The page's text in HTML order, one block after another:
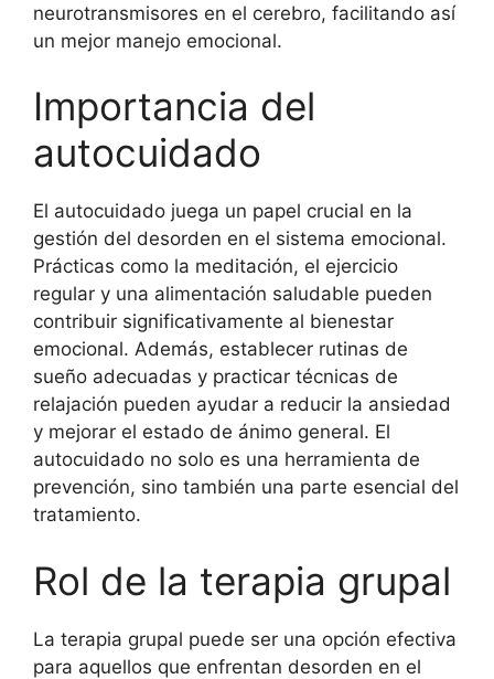
neurotransmisores en el cerebro, facilitando así
un mejor manejo emocional.
Importancia del
autocuidado
El autocuidado juega un papel crucial en la
gestión del desorden en el sistema emocional.
Prácticas como la meditación, el ejercicio
regular y una alimentación saludable pueden
contribuir significativamente al bienestar
emocional. Además, establecer rutinas de
sueño adecuadas y practicar técnicas de
relajación pueden ayudar a reducir la ansiedad
y mejorar el estado de ánimo general. El
autocuidado no solo es una herramienta de
prevención, sino también una parte esencial del
tratamiento.
Rol de la terapia grupal
La terapia grupal puede ser una opción efectiva
para aquellos que enfrentan desorden en el